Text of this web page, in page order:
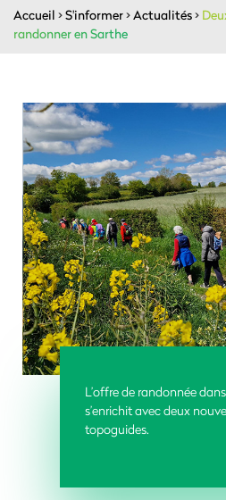
Accueil >S'informer>Actualités>
randonner en Sarthe
L’offre de randonnée
s’enrichit avec deux
topoguides.